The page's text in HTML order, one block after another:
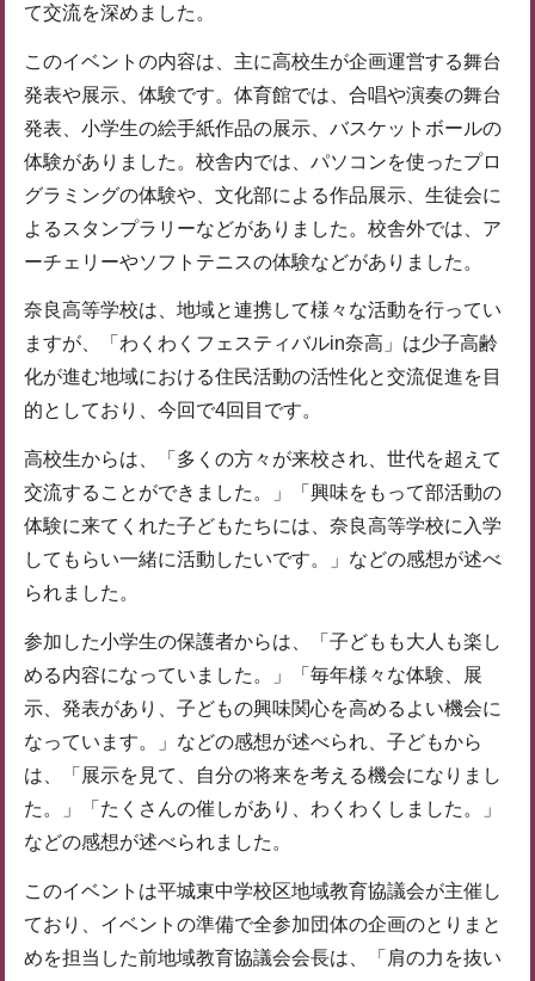
て交流を深めました。
このイベントの内容は、主に高校生が企画運営する舞台
発表や展示、体験です。体育館では、合唱や演奏の舞台
発表、小学生の絵手紙作品の展示、バスケットボールの
体験がありました。校舎内では、パソコンを使ったプロ
グラミングの体験や、文化部による作品展示、生徒会に
よるスタンプラリーなどがありました。校舎外では、ア
ーチェリーやソフトテニスの体験などがありました。
奈良高等学校は、地域と連携して様々な活動を行ってい
ますが、「わくわくフェスティバルin奈高」は少子高齢
化が進む地域における住民活動の活性化と交流促進を目
的としており、今回で4回目です。
高校生からは、「多くの方々が来校され、世代を超えて
交流することができました。」「興味をもって部活動の
体験に来てくれた子どもたちには、奈良高等学校に入学
してもらい一緒に活動したいです。」などの感想が述べ
られました。
参加した小学生の保護者からは、「子どもも大人も楽し
める内容になっていました。」「毎年様々な体験、展
示、発表があり、子どもの興味関心を高めるよい機会に
なっています。」などの感想が述べられ、子どもから
は、「展示を見て、自分の将来を考える機会になりまし
た。」「たくさんの催しがあり、わくわくしました。」
などの感想が述べられました。
このイベントは平城東中学校区地域教育協議会が主催し
ており、イベントの準備で全参加団体の企画のとりまと
めを担当した前地域教育協議会会長は、「肩の力を抜い